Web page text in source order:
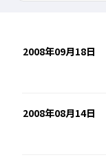
2008年09月18日
2008年08月14日